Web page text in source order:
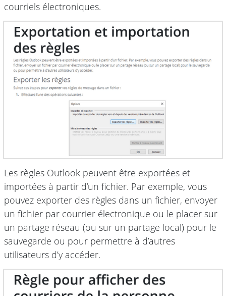
courriels électroniques.
Les règles Outlook peuvent être exportées et
importées à partir d’un fichier. Par exemple, vous
pouvez exporter des règles dans un fichier, envoyer
un fichier par courrier électronique ou le placer sur
un partage réseau (ou sur un partage local) pour le
sauvegarde ou pour permettre à d’autres
utilisateurs d’y accéder.